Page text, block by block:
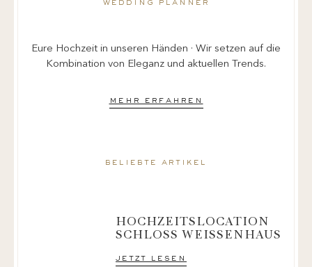
wedding planner
Eure Hochzeit in unseren Händen · Wir setzen auf die
Kombination von Eleganz und aktuellen Trends.
mehr erfahren
beliebte artikel
HOCHZEITSLOCATION
SCHLOSS WEISSENHAUS
jetzt lesen